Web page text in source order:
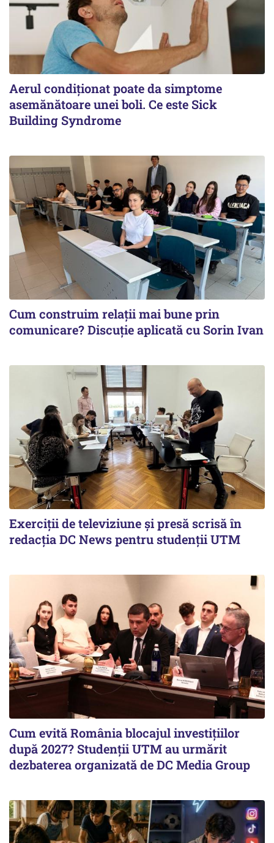
Aerul condiționat poate da simptome
asemănătoare unei boli. Ce este Sick
Building Syndrome
Cum construim relații mai bune prin
comunicare? Discuție aplicată cu Sorin Ivan
Exerciții de televiziune și presă scrisă în
redacția DC News pentru studenții UTM
Cum evită România blocajul investițiilor
după 2027? Studenții UTM au urmărit
dezbaterea organizată de DC Media Group